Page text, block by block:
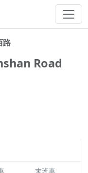
路
Road
末班車